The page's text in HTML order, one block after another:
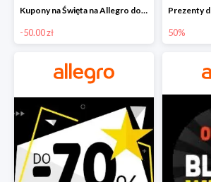
Kupony na Święta na Allegro do -50 zł
-50.00 zł 50%